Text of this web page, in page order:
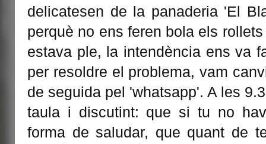
delicatesen de la panaderia 'El
perquè no ens feren bola els
estava ple, la intendència ens va
per resoldre el problema, vam
de seguida pel 'whatsapp'. A les
taula i discutint: que si tu no
forma de saludar, que quant de